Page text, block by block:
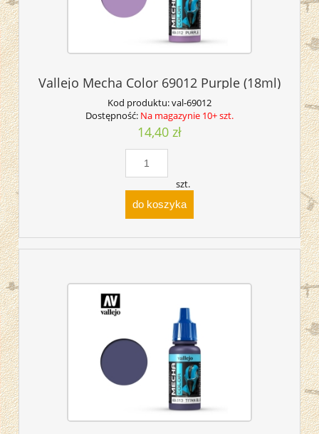
Vallejo Mecha Color 69012 Purple (18ml)
Kod produktu:val-69012
Dostępność: Na magazynie 10+ szt.
14,40 zł
szt.
do koszyka